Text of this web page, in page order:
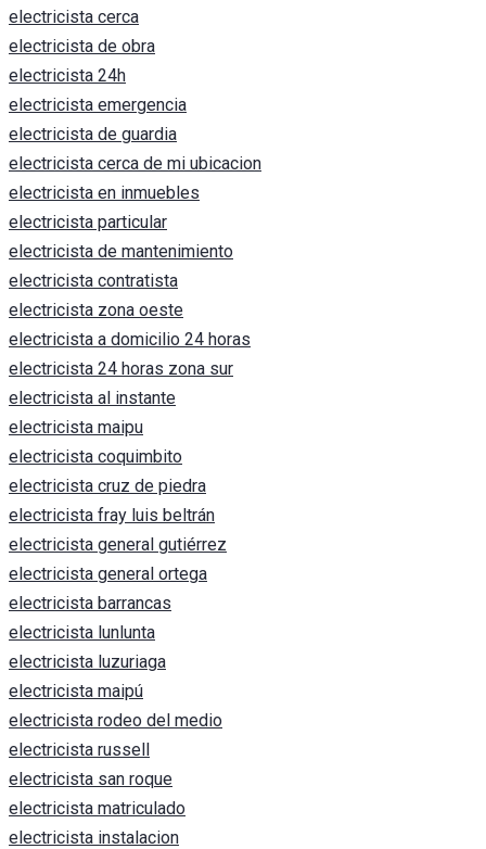
electricista cerca
electricista de obra
electricista 24h
electricista emergencia
electricista de guardia
electricista cerca de mi ubicacion
electricista en inmuebles
electricista particular
electricista de mantenimiento
electricista contratista
electricista zona oeste
electricista a domicilio 24 horas
electricista 24 horas zona sur
electricista al instante
electricista maipu
electricista coquimbito
electricista cruz de piedra
electricista fray luis beltrán
electricista general gutiérrez
electricista general ortega
electricista barrancas
electricista lunlunta
electricista luzuriaga
electricista maipú
electricista rodeo del medio
electricista russell
electricista san roque
electricista matriculado
electricista instalacion